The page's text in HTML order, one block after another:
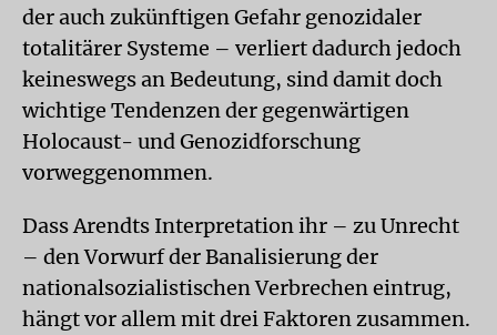
der auch zukünftigen Gefahr genozidaler
totalitärer Systeme – verliert dadurch jedoch
keineswegs an Bedeutung, sind damit doch
wichtige Tendenzen der gegenwärtigen
Holocaust- und Genozidforschung
vorweggenommen.
Dass Arendts Interpretation ihr – zu Unrecht
– den Vorwurf der Banalisierung der
nationalsozialistischen Verbrechen eintrug,
hängt vor allem mit drei Faktoren zusammen.